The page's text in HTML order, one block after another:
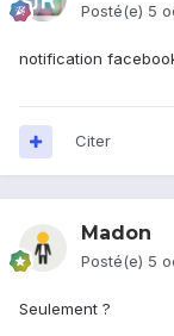
Posté(e) 5
notification
Citer
Madon
Posté(e) 5
Seulement ?